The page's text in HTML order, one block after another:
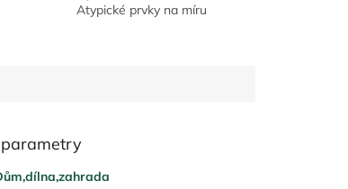
Atypické prvky na míru